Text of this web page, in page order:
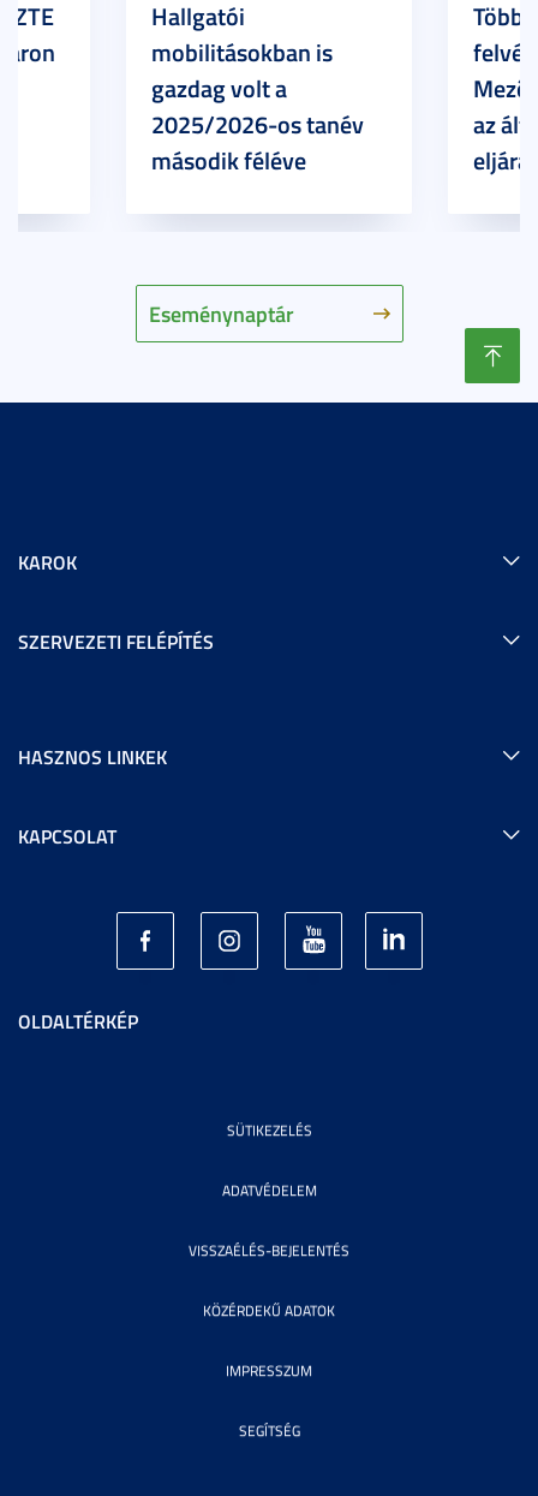
Eseménynaptár
Hallgatói
mobilitásokban is
gazdag volt a
2025/2026-os tanév
második féléve
Több
az
KAROK
SZERVEZETI FELÉPÍTÉS
HASZNOS LINKEK
KAPCSOLAT
OLDALTÉRKÉP
SÜTIKEZELÉS
ADATVÉDELEM
VISSZAÉLÉS-BEJELENTÉS
KÖZÉRDEKŰ ADATOK
IMPRESSZUM
SEGÍTSÉG